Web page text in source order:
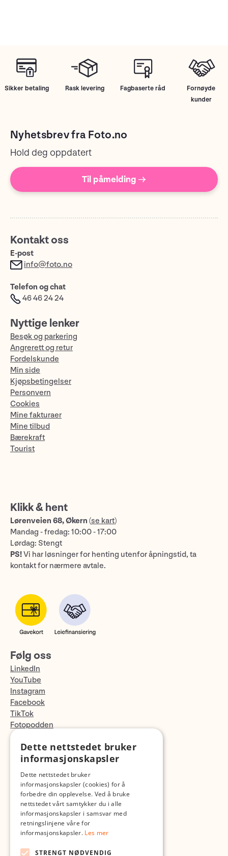
Sikker betaling Rask levering Fagbaserte råd
Fornøyde
kunder
Nyhetsbrev fra Foto.no
Hold deg oppdatert
Til påmelding →
Kontakt oss
E-post
info@foto.no
Telefon og chat
46 46 24 24
Nyttige lenker
Besøk og parkering
Angrerett og retur
Fordelskunde
Min side
Kjøpsbetingelser
Personvern
Cookies
Mine fakturaer
Mine tilbud
Bærekraft
Tourist
Klikk & hent
Lørenveien 68, Økern (se kart)
Mandag - fredag: 10:00 - 17:00
Lørdag: Stengt
PS!Vi har løsninger for henting utenfor åpningstid, ta
kontakt for nærmere avtale.
Følg oss
LinkedIn
YouTube
Instagram
Facebook
TikTok
Fotopodden
Med forbehold om skrive- og lagerfeil
Dette nettstedet bruker
informasjonskapsler
Dette nettstedet bruker
informasjonskapsler (cookies) for å
forbedre din opplevelse. Ved å bruke
nettstedet vårt samtykker du i alle
informasjonskapsler i samsvar med
retningslinjene våre for
informasjonskapsler. Les mer
STRENGT NØDVENDIG